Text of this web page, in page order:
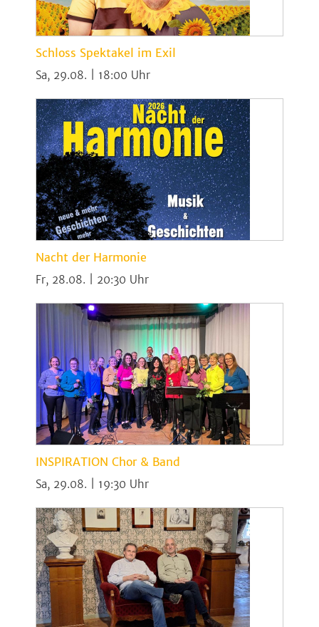
Schloss Spektakel im Exil
Sa, 29.08. | 18:00
Nacht der Harmonie
Fr, 28.08. | 20:30
INSPIRATION Chor & Band
Sa, 29.08. | 19:30